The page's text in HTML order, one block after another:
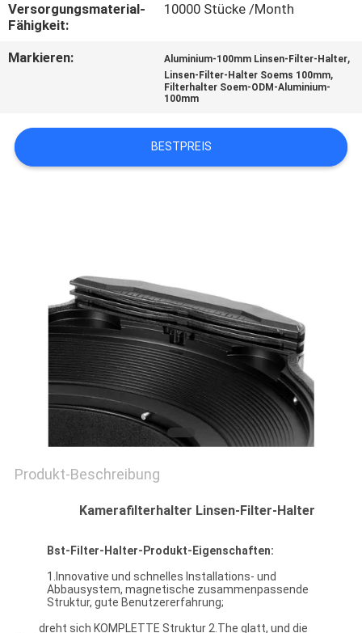
UNS
IN
FORDERN
SIE
PRIVACY
POLICY
Versorgungsmaterial-
Fähigkeit:
10000 Stücke /Month
Markieren: Aluminium-100mm Linsen-Filter-Halter,
Linsen-Filter-Halter Soems 100mm,
Filterhalter Soem-ODM-Aluminium-
100mm
BESTPREIS
Produkt-Beschreibung
Kamerafilterhalter Linsen-Filter-Halter
Bst- Filter-Halter- Produkt-Eigenschaften:
1.Innovative und schnelles Installations- und
Abbausystem, magnetische zusammenpassende
Struktur, gute Benutzererfahrung;
dreht sich KOMPLETTE Struktur 2.The glatt, und die